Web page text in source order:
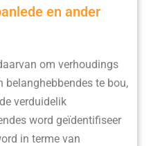
en ander
om verhoudings
belanghebbendes te bou,
verduidelik
word geïdentifiseer
in terme van